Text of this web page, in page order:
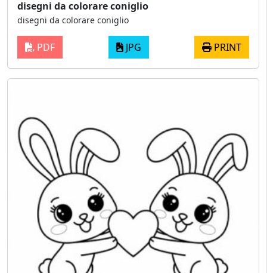
disegni da colorare coniglio
disegni da colorare coniglio
PDF JPG PRINT